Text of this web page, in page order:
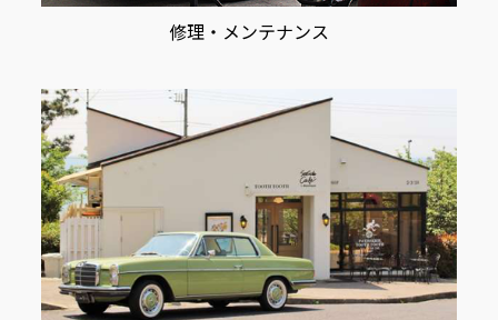
修理・メンテナンス